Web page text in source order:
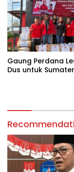
Gaung Perdana
Dus untuk